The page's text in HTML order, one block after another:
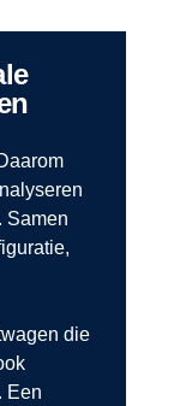
Samen
die
Een